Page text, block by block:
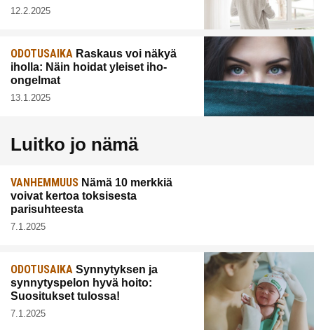
12.2.2025
ODOTUSAIKA Raskaus voi näkyä
iholla: Näin hoidat yleiset iho-
ongelmat
13.1.2025
Luitko jo nämä
VANHEMMUUS Nämä 10 merkkiä
voivat kertoa toksisesta
parisuhteesta
7.1.2025
ODOTUSAIKA Synnytyksen ja
synnytyspelon hyvä hoito:
Suositukset tulossa!
7.1.2025